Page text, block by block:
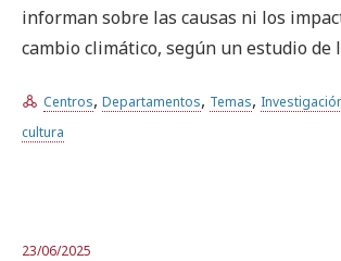
informan sobre las causas ni los
cambio climático, según un estudio de
Centros, Departamentos, Temas,
cultura
23/06/2025